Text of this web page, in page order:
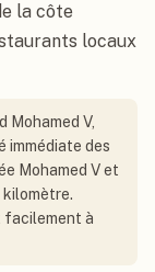
la côte
locaux
Mohamed V,
immédiate des
Mohamed V et
kilomètre.
facilement à